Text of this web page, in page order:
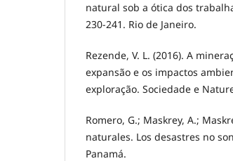
natural sob a ótica dos
230-241. Rio de Janeiro.
Rezende, V. L. (2016). A
expansão e os impactos
exploração. Sociedade e
Romero, G.; Maskrey, A.;
naturales. Los desastres no
Panamá.